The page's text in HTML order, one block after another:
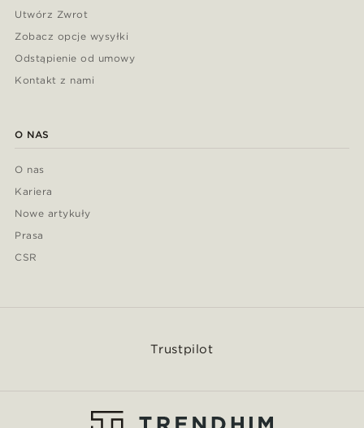
Utwórz Zwrot
Zobacz opcje wysyłki
Odstąpienie od umowy
Kontakt z nami
O NAS
O nas
Kariera
Nowe artykuły
Prasa
CSR
Trustpilot